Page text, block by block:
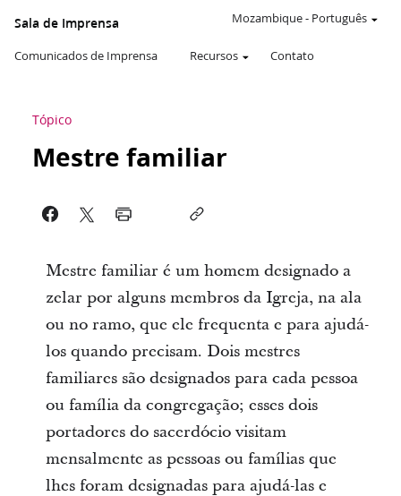
Sala de Imprensa
Comunicados de Imprensa Recursos Contato
Mozambique- Português
Tópico
Mestre familiar
Mestre familiar é um homem designado a
zelar por alguns membros da Igreja, na ala
ou no ramo, que ele frequenta e para ajudá-
los quando precisam. Dois mestres
familiares são designados para cada pessoa
ou família da congregação; esses dois
portadores do sacerdócio visitam
mensalmente as pessoas ou famílias que
lhes foram designadas para ajudá-las e